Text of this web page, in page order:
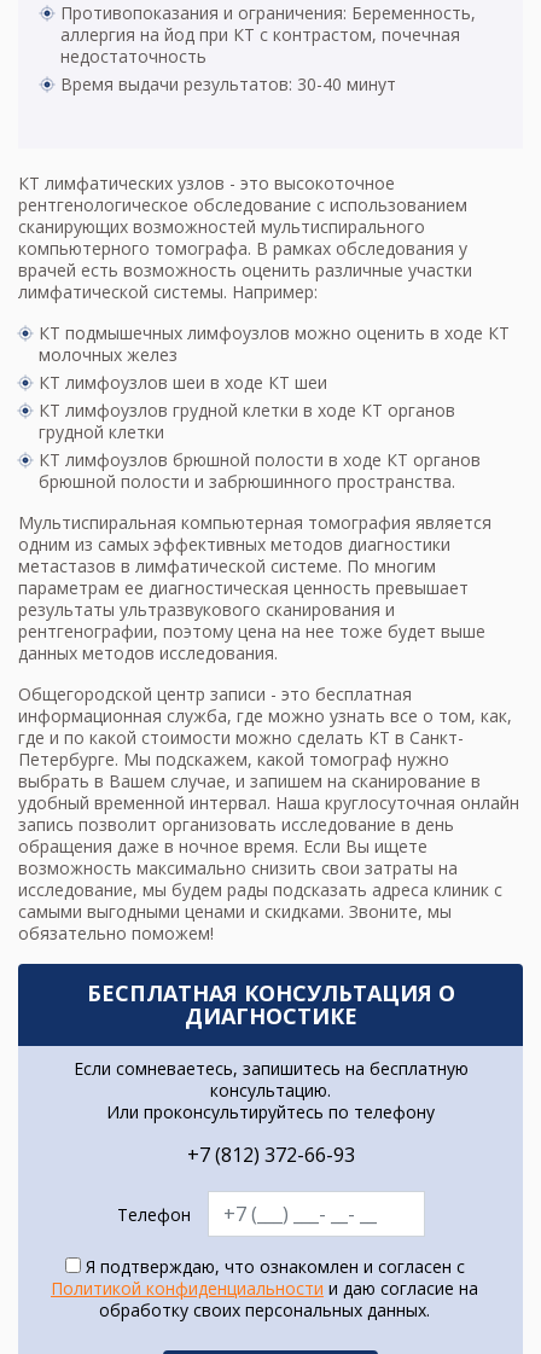
Противопоказания и ограничения: Беременность,
аллергия на йод при КТ с контрастом, почечная
недостаточность
Время выдачи результатов: 30-40 минут
КТ лимфатических узлов - это высокоточное
рентгенологическое обследование с использованием
сканирующих возможностей мультиспирального
компьютерного томографа. В рамках обследования у
врачей есть возможность оценить различные участки
лимфатической системы. Например:
КТ подмышечных лимфоузлов можно оценить в ходе КТ
молочных желез
КТ лимфоузлов шеи в ходе КТ шеи
КТ лимфоузлов грудной клетки в ходе КТ органов
грудной клетки
КТ лимфоузлов брюшной полости в ходе КТ органов
брюшной полости и забрюшинного пространства.
Мультиспиральная компьютерная томография является
одним из самых эффективных методов диагностики
метастазов в лимфатической системе. По многим
параметрам ее диагностическая ценность превышает
результаты ультразвукового сканирования и
рентгенографии, поэтому цена на нее тоже будет выше
данных методов исследования.
Общегородской центр записи - это бесплатная
информационная служба, где можно узнать все о том, как,
где и по какой стоимости можно сделать КТ в Санкт-
Петербурге. Мы подскажем, какой томограф нужно
выбрать в Вашем случае, и запишем на сканирование в
удобный временной интервал. Наша круглосуточная онлайн
запись позволит организовать исследование в день
обращения даже в ночное время. Если Вы ищете
возможность максимально снизить свои затраты на
исследование, мы будем рады подсказать адреса клиник с
самыми выгодными ценами и скидками. Звоните, мы
обязательно поможем!
БЕСПЛАТНАЯ КОНСУЛЬТАЦИЯ О
ДИАГНОСТИКЕ
Если сомневаетесь, запишитесь на бесплатную
консультацию.
Или проконсультируйтесь по телефону
+7 (812) 372-66-93
Телефон
Я подтверждаю, что ознакомлен и согласен с
Политикой конфиденциальности и даю согласие на
обработку своих персональных данных.